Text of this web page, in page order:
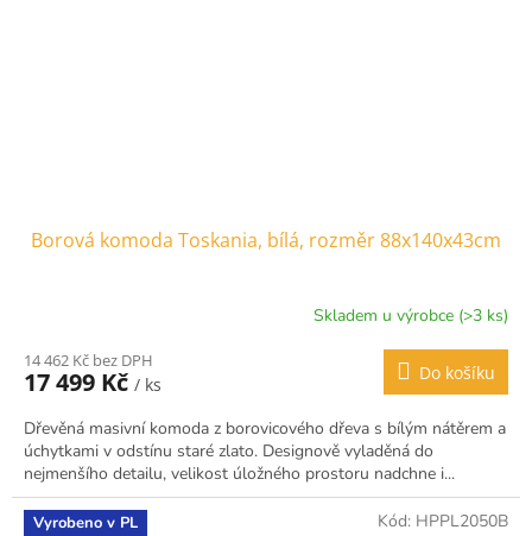
Borová komoda Toskania, bílá, rozměr 88x140x43cm
Skladem u výrobce (>3 ks)
14 462 Kč bez DPH
17 499 Kč / ks
Do košíku
Dřevěná masivní komoda z borovicového dřeva s bílým nátěrem a
úchytkami v odstínu staré zlato. Designově vyladěná do
nejmenšího detailu, velikost úložného prostoru nadchne i...
Vyrobeno v PL Kód: HPPL2050B